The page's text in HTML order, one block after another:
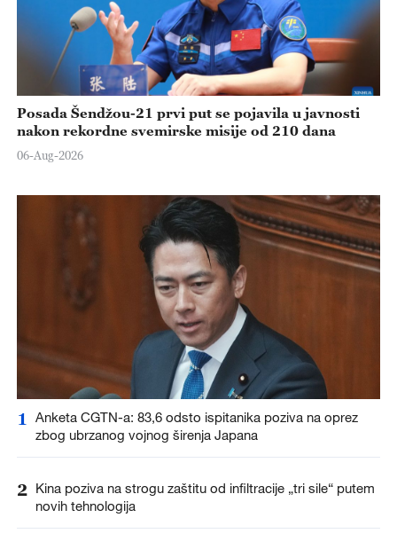
Posada Šendžou-21 prvi put se pojavila u javnosti
nakon rekordne svemirske misije od 210 dana
06-Aug-2026
1
Anketa CGTN-a: 83,6 odsto ispitanika poziva na oprez
zbog ubrzanog vojnog širenja Japana
2 Kina poziva na strogu zaštitu od infiltracije „tri sile“ putem
novih tehnologija